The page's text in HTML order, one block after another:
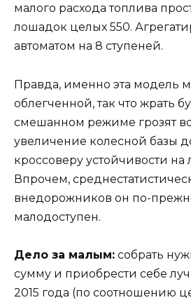
малого расхода топлива
лошадок целых 550.
автоматом на 8 ступеней.
Правда, именно эта модель
облегченной, так что жрать
смешанном режиме грозят
увеличение колесной базы
кроссоверу устойчивости
Впрочем,
внедорожников он по-
малодоступен.
Дело за малым: собрать
сумму и приобрести себе
2015 года (по соотношению